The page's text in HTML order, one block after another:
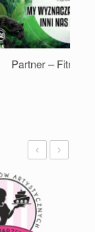
Partner – Fitness
‹ ›